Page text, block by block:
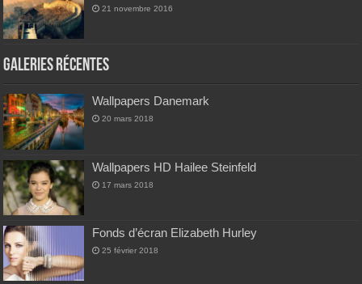
21 novembre 2016
Galeries Récentes
Wallpapers Danemark
20 mars 2018
Wallpapers HD Hailee Steinfeld
17 mars 2018
Fonds d’écran Elizabeth Hurley
25 février 2018